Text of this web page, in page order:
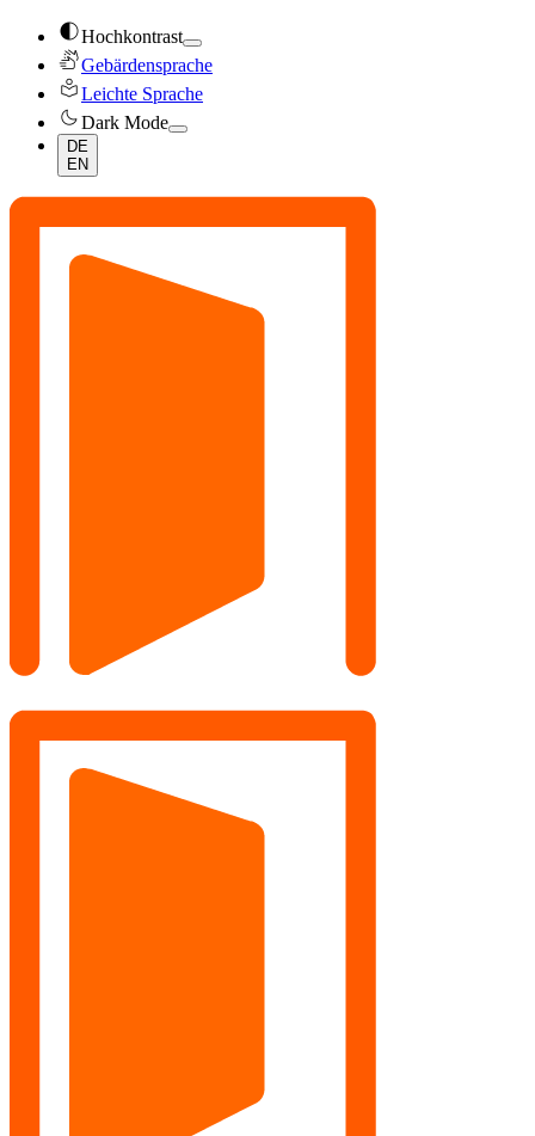
contrastHochkontrast
sign_languageGebärdensprache
local_libraryLeichte Sprache
dark_modeDark Mode
DE
EN